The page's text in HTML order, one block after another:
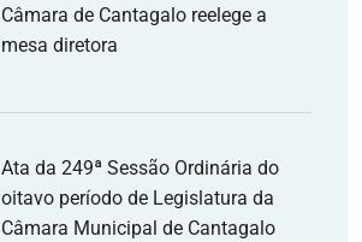
Câmara de Cantagalo reelege a
mesa diretora
Ata da 249ª Sessão Ordinária do
oitavo período de Legislatura da
Câmara Municipal de Cantagalo